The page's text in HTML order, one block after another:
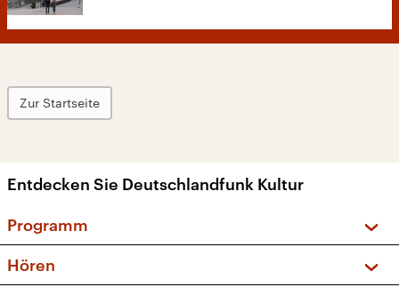
Zur Startseite
Entdecken Sie Deutschlandfunk Kultur
Programm
Hören